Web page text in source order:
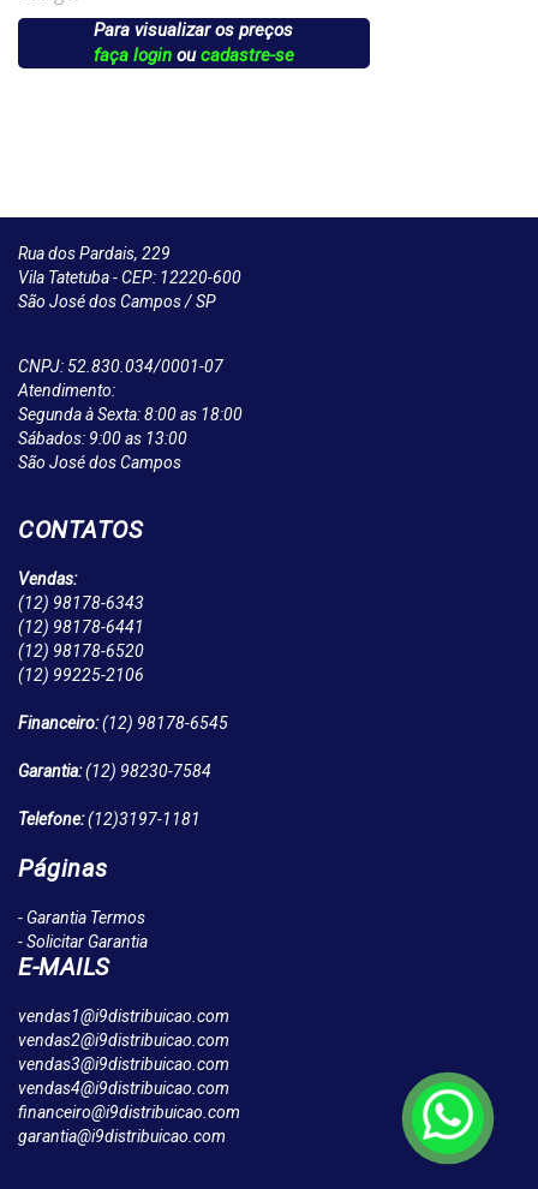
Para visualizar os preços
faça loginoucadastre-se
Rua dos Pardais, 229
Vila Tatetuba - CEP: 12220-600
São José dos Campos / SP
CNPJ: 52.830.034/0001-07
Atendimento:
Segunda à Sexta: 8:00 as 18:00
Sábados: 9:00 as 13:00
São José dos Campos
CONTATOS
Vendas:
(12) 98178-6343
(12) 98178-6441
(12) 98178-6520
(12) 99225-2106
Financeiro:(12) 98178-6545
Garantia:(12) 98230-7584
Telefone:(12)3197-1181
Páginas
- Garantia Termos
- Solicitar Garantia
E-MAILS
vendas1@i9distribuicao.com
vendas2@i9distribuicao.com
vendas3@i9distribuicao.com
vendas4@i9distribuicao.com
financeiro@i9distribuicao.com
garantia@i9distribuicao.com